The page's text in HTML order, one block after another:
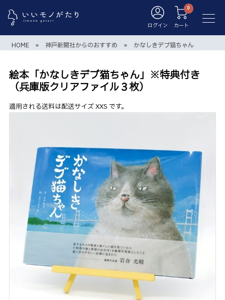
ログイン カート
HOME » 神戸新聞社からのおすすめ » かなしきデブ猫ちゃん
絵本「かなしきデブ猫ちゃん」※特典付き
（兵庫版クリアファイル３枚）
適用される送料は配送サイズ XXS です。